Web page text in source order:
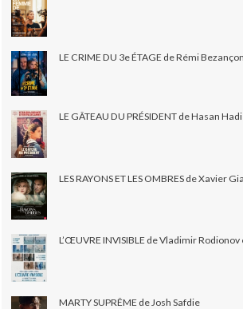
LE CRIME DU 3e ÉTAGE de Rémi Bezançon
LE GÂTEAU DU PRÉSIDENT de Hasan Hadi
LES RAYONS ET LES OMBRES de Xavier
L’ŒUVRE INVISIBLE de Vladimir
MARTY SUPRÊME de Josh Safdie